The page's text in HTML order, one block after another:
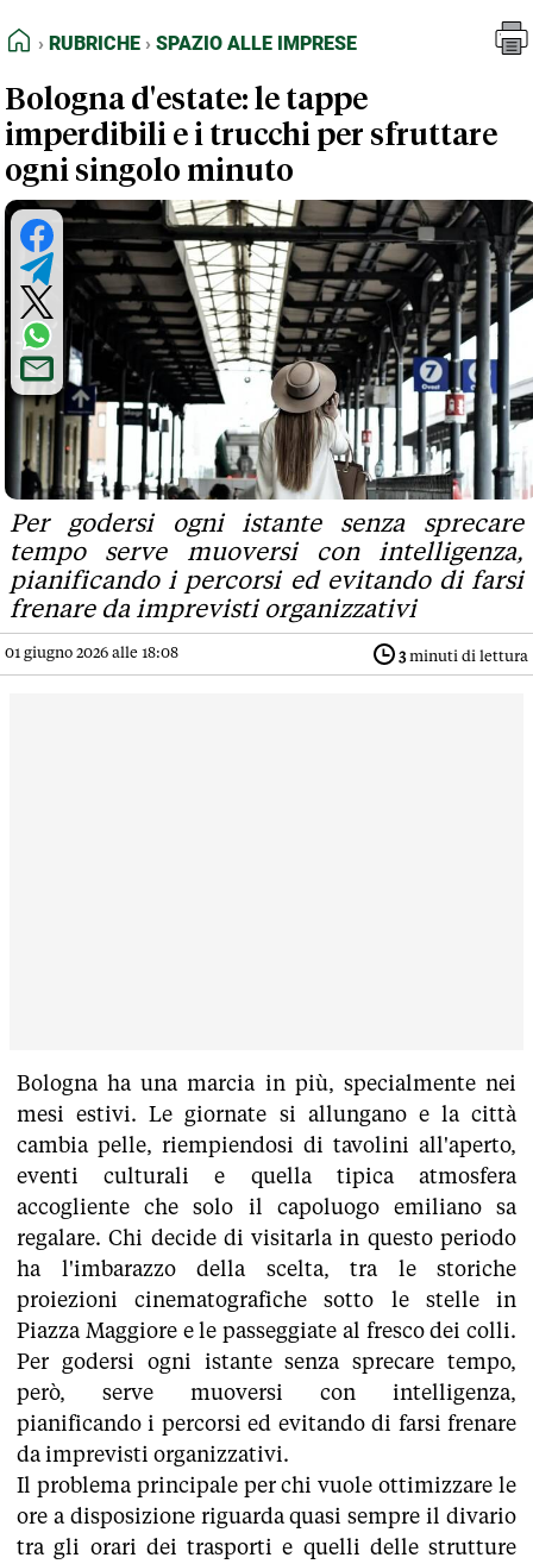
FEED RSS
NORMATIVE DEONTOLOGICHE
TERMINI e CONDIZIONI
Rubriche
Spazio alle Imprese
HOME
RUBRICHE SPAZIO ALLE IMPRESE
Bologna d'estate: le tappe
imperdibili e i trucchi per sfruttare
ogni singolo minuto
Per godersi ogni istante senza sprecare
tempo serve muoversi con intelligenza,
pianificando i percorsi ed evitando di farsi
frenare da imprevisti organizzativi
01 giugno 2026 alle 18:08 3minuti di lettura
Bologna ha una marcia in più, specialmente nei
mesi estivi. Le giornate si allungano e la città
cambia pelle, riempiendosi di tavolini all'aperto,
eventi culturali e quella tipica atmosfera
accogliente che solo il capoluogo emiliano sa
regalare. Chi decide di visitarla in questo periodo
ha l'imbarazzo della scelta, tra le storiche
proiezioni cinematografiche sotto le stelle in
Piazza Maggiore e le passeggiate al fresco dei colli.
Per godersi ogni istante senza sprecare tempo,
però, serve muoversi con intelligenza,
pianificando i percorsi ed evitando di farsi frenare
da imprevisti organizzativi.
Il problema principale per chi vuole ottimizzare le
ore a disposizione riguarda quasi sempre il divario
tra gli orari dei trasporti e quelli delle strutture